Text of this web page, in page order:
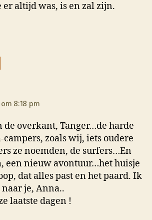
er altijd was, is en zal zijn.
8:18 pm
de overkant, Tanger…de harde
zoals wij, iets oudere
ze noemden, de surfers…En
een nieuw avontuur…het huisje
dat alles past en het paard. Ik
je, Anna..
laatste dagen !